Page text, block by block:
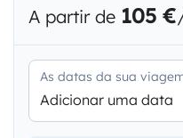
A partir de 105 €
As datas da sua
Adicionar uma data